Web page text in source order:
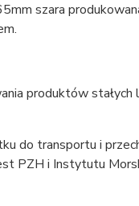
szara
produktów stałych
do transportu i
PZH i Instytutu